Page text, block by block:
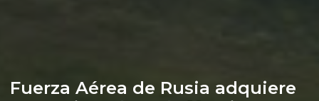
Fuerza Aérea de Rusia adquiere